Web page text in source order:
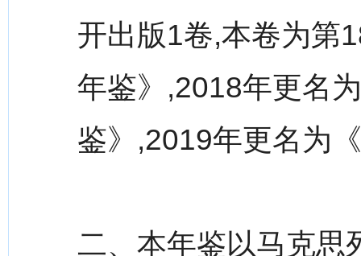
开出版1卷,本卷为第
年鉴》,2018年更名
鉴》,2019年更名为
二、本年鉴以马克思